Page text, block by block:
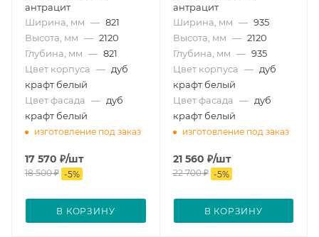
антрацит
Ширина, мм — 821
Высота, мм — 2120
Глубина, мм — 821
Цвет корпуса — дуб
крафт белый
Цвет фасада — дуб
крафт белый
изготовление под заказ
17 570 ₽/шт
18 500₽ -5%
В КОРЗИНУ
антрацит
Ширина, мм — 935
Высота, мм — 2120
Глубина, мм — 935
Цвет корпуса — дуб
крафт белый
Цвет фасада — дуб
крафт белый
изготовление под заказ
21 560 ₽/шт
22 700₽ -5%
В КОРЗИНУ